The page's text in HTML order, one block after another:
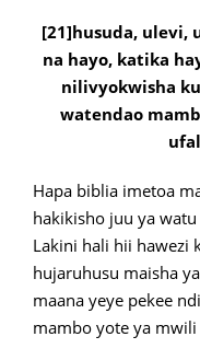
[21]husuda, ulevi,
na hayo, katika
nilivyokwisha
watendao
Hapa biblia imetoa
hakikisho juu ya
Lakini hali hii hawezi
hujaruhusu maisha
maana yeye pekee
mambo yote ya mwili